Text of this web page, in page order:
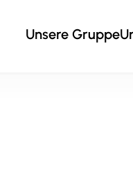
Unsere Gruppe